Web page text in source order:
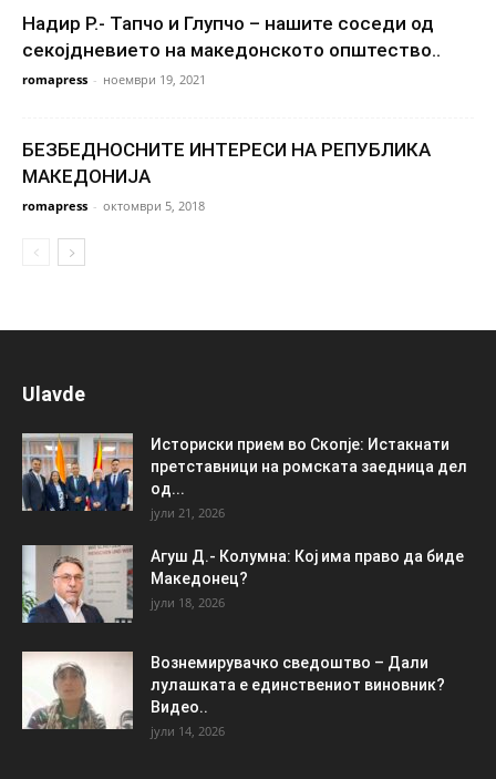
Надир Р.- Тапчо и Глупчо – нашите соседи од
секојдневието на македонското општество..
romapress - ноември 19, 2021
БЕЗБЕДНОСНИТЕ ИНТЕРЕСИ НА РЕПУБЛИКА
МАКЕДОНИЈА
romapress - октомври 5, 2018
Ulavde
Историски прием во Скопје: Истакнати
претставници на ромската заедница дел
од...
јули 21, 2026
Агуш Д.- Колумна: Кој има право да биде
Македонец?
јули 18, 2026
Вознемирувачко сведоштво – Дали
лулашката е единствениот виновник?
Видео..
јули 14, 2026